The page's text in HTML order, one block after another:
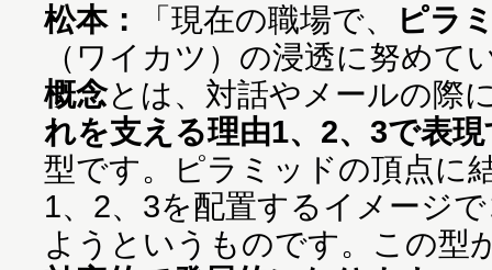
松本： 「現在の職場で、
ピラ
（ワイカツ）の浸透に努めて
概念とは、対話やメールの際
れを支える理由1、2、3で表
型です。ピラミッドの頂点に
1、2、3を配置するイメージ
ようというものです。この型